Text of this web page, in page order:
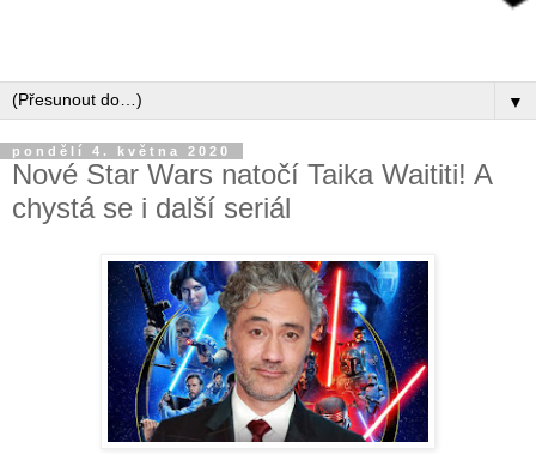
▼
pondělí 4. května 2020
Nové Star Wars natočí Taika Waititi! A
chystá se i další seriál